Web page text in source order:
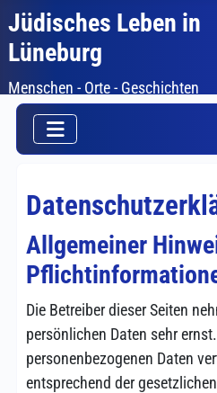
Jüdisches Leben in
Lüneburg
Menschen - Orte - Geschichten
Allgemeiner
Die Betreiber dieser Seiten
persönlichen Daten sehr
personenbezogenen Daten
entsprechend der